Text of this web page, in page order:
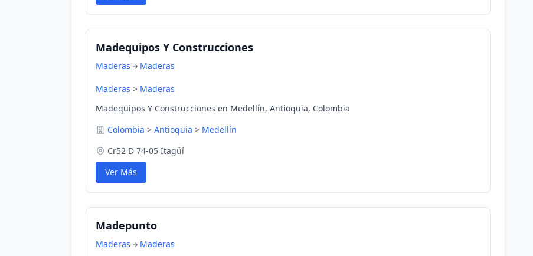
Madequipos Y Construcciones
Maderas Maderas
Maderas > Maderas
Madequipos Y Construcciones en Medellín, Antioquia, Colombia
Colombia > Antioquia > Medellín
Cr52 D 74-05 Itagüí
Ver Más
Madepunto
Maderas Maderas